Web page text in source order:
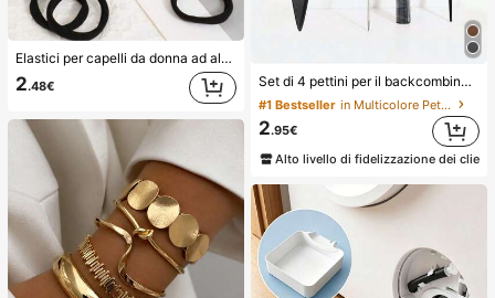
Elastici per capelli da donna ad alta elasticità, fasce per capelli, accessori per capelli, fasce per capelli per fitness e sport, accessori per la bellezza a casa, adatti per estate, vacanze, viaggi. (10/20/50/100/200)
2.48€ Set di 4 pettini per il backcombing, adatti per creare code di cavallo e chignon lisci, lisciare i capelli crespi, controllare la linea dei capelli, fare il backcombing e volumizzare lo styling. Testa del pettine a denti larghi comoda per dividere e separare i capelli. Adatto per saloni di bellezza, saloni di parrucchieri, viaggi, estetica
#1 Bestseller in Multicolore Pettini
2.95€
Alto livello di fidelizzazione dei clienti